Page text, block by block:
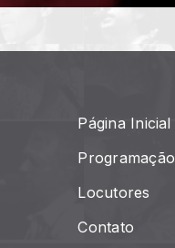
Página Inicial
Programação
Locutores
Contato